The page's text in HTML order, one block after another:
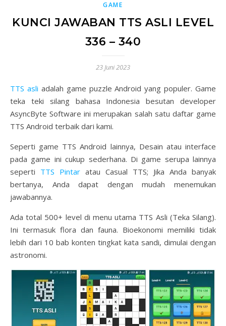
GAME
KUNCI JAWABAN TTS ASLI LEVEL
336 – 340
23 Juni 2023
TTS asli adalah game puzzle Android yang populer. Game
teka teki silang bahasa Indonesia besutan developer
AsyncByte Software ini merupakan salah satu daftar game
TTS Android terbaik dari kami.
Seperti game TTS Android lainnya, Desain atau interface
pada game ini cukup sederhana. Di game serupa lainnya
seperti TTS Pintar atau Casual TTS; Jika Anda banyak
bertanya, Anda dapat dengan mudah menemukan
jawabannya.
Ada total 500+ level di menu utama TTS Asli (Teka Silang).
Ini termasuk flora dan fauna. Bioekonomi memiliki tidak
lebih dari 10 bab konten tingkat kata sandi, dimulai dengan
astronomi.